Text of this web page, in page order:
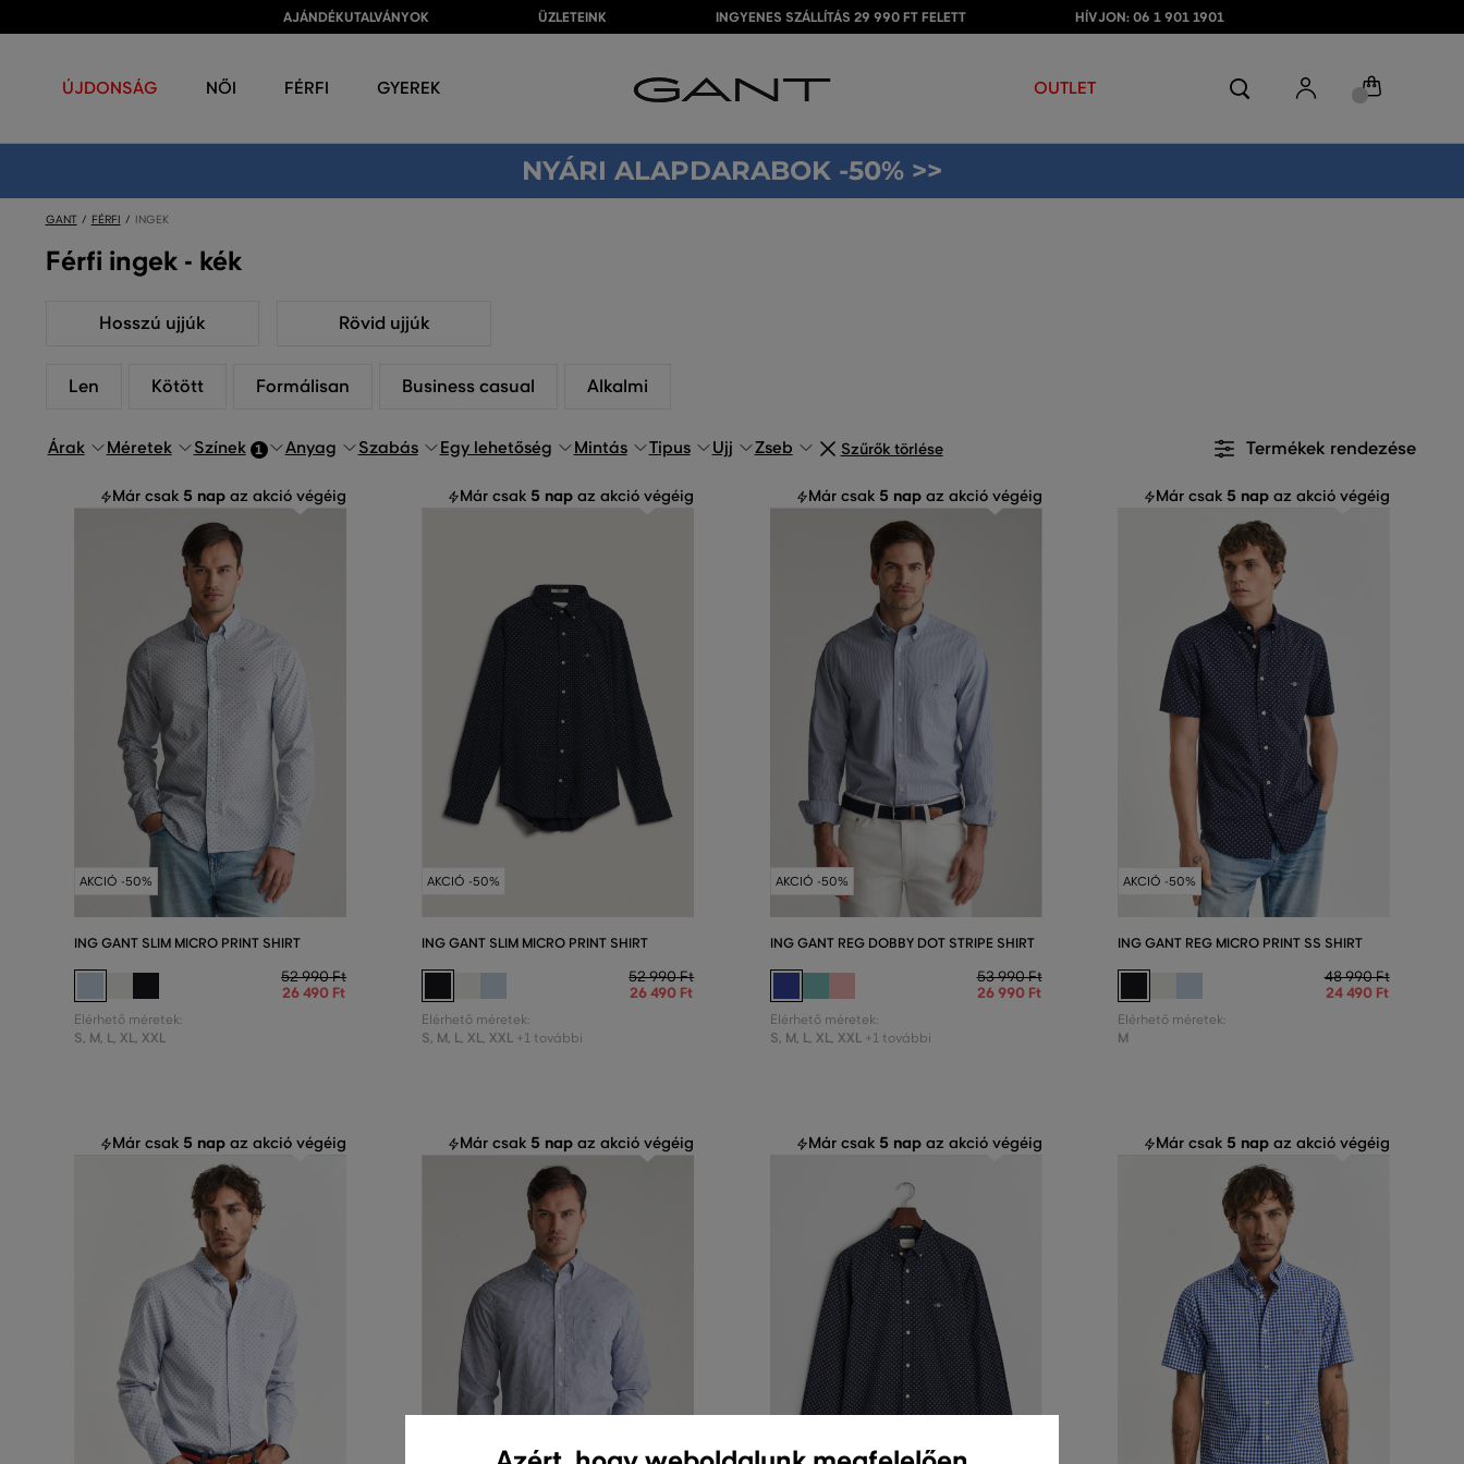
AJÁNDÉKUTALVÁNYOK ÜZLETEINK INGYENES SZÁLLÍTÁS 29 990 FT FELETT HÍVJON: 06 1 901 1901
ÚJDONSÁG NŐI FÉRFI GYEREK OUTLET
NYÁRI ALAPDARABOK -50% >>
GANT FÉRFI INGEK
Férfi ingek - kék
Hosszú ujjúk Rövid ujjúk
Len Kötött Formálisan Business casual Alkalmi
Árak Méretek Színek 1 Anyag Szabás Egy lehetőség Mintás Tipus Ujj Zseb Szűrők törlése Termékek rendezése
Már csak 5 nap az akció végéig
AKCIÓ -50%
ING GANT SLIM MICRO PRINT SHIRT
52 990 Ft
26 490 Ft
Elérhető méretek:
S, M, L, XL, XXL
Már csak 5 nap az akció végéig
AKCIÓ -50%
ING GANT SLIM MICRO PRINT SHIRT
52 990 Ft
26 490 Ft
Elérhető méretek:
S, M, L, XL, XXL +1 további
Már csak 5 napaz akció végéig
AKCIÓ -50%
ING GANT REG DOBBY DOT STRIPE SHIRT
53 990 Ft
26 990 Ft
Elérhető méretek:
S, M, L, XL, XXL +1 további
Már csak 5 napaz akció végéig
AKCIÓ -50%
ING GANT REG MICRO PRINT SS SHIRT
48 990 Ft
24 490 Ft
Elérhető méretek:
M
Már csak 5 nap az akció végéig Már csak 5 nap az akció végéig Már csak 5 napaz akció végéig Már csak 5 napaz akció végéig